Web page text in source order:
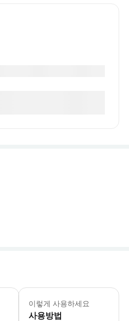
[object Object]
이렇게 사용하세요
사용방법